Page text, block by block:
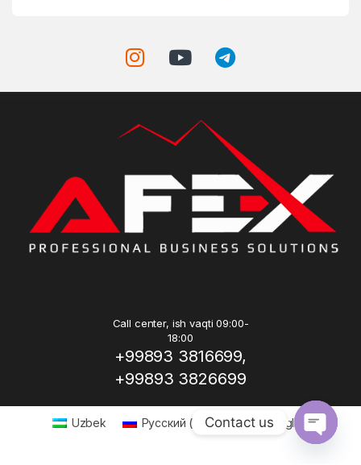
Call center, ish vaqti 09:00-
18:00
+99893 3816699,
+99893 3826699
Uzbek Русский ( Russian) English
Contact us